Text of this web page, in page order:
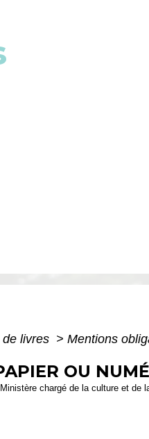
livres > Mentions
OU
chargé de la culture et de